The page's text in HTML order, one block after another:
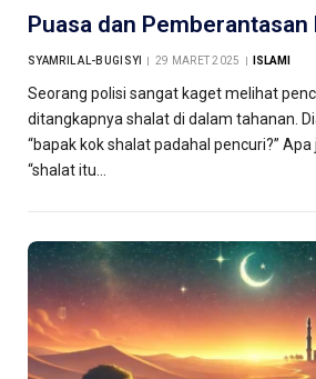
Puasa dan Pemberantasan
SYAMRIL AL-BUGISYI 29 MARET 2025 ISLAMI
Seorang polisi sangat kaget melihat
ditangkapnya shalat di dalam tahanan.
“bapak kok shalat padahal pencuri?”
“shalat itu…